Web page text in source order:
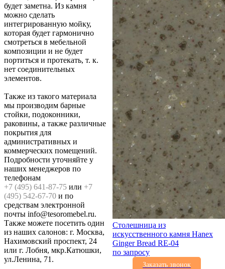
будет заметна. Из камня
можно сделать
интегрированную мойку,
которая будет гармонично
смотреться в мебельной
композиции и не будет
портиться и протекать, т. к.
нет соединительных
элементов.
Также из такого материала
мы производим барные
стойки, подоконники,
раковины, а также различные
покрытия для
административных и
коммерческих помещений.
Подробности уточняйте у
наших менеджеров по
телефонам
+7 (495) 641-87-75 или +7
(495) 542-67-70 и по
средствам электронной
почты info@tesoromebel.ru.
Также можете посетить один
из наших салонов: г. Москва,
Нахимовский проспект, 24
или г. Лобня, мкр.Катюшки,
ул.Ленина, 71.
Столешница из
искусственного камня Hanex
Ginger Bread RE-04
по запросу
Заказать звонок